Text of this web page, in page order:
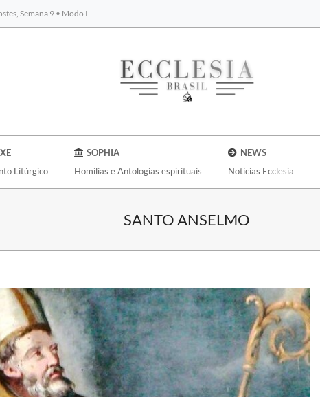
Semana 9 • Modo I
BYBLOS
Litúrgico
SOPHIA
Homilias e Antologias espirituais
NEWS
Notícias Ecclesia
SANTO ANSELMO